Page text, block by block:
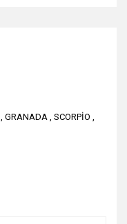
,GRANADA ,SCORPİO ,